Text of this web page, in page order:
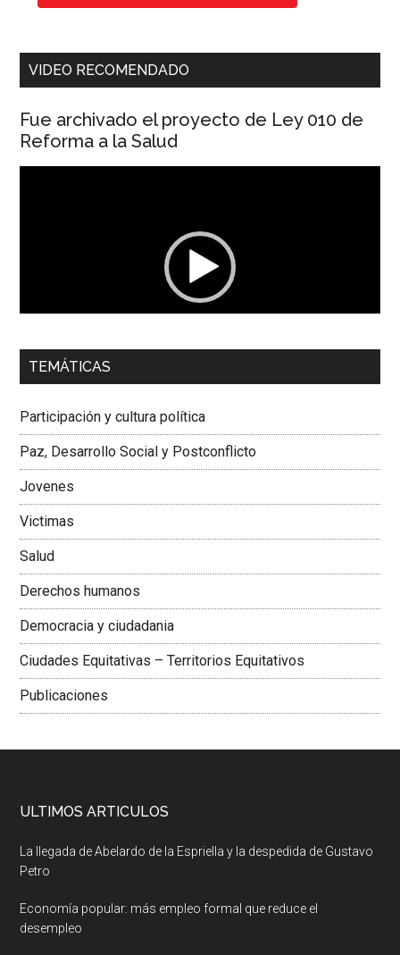
VIDEO RECOMENDADO
Fue archivado el proyecto de Ley 010 de
Reforma a la Salud
00:00 01:04
Dra. Carolina Corcho Mejía,Presidenta Corporación
Colombiana
TEMÁTICAS
Participación y cultura política
Paz, Desarrollo Social y Postconflicto
Jovenes
Victimas
Salud
Derechos humanos
Democracia y ciudadania
Ciudades Equitativas – Territorios Equitativos
Publicaciones
ULTIMOS ARTICULOS
La llegada de Abelardo de la Espriella y la despedida de Gustavo
Petro
Economía popular: más empleo formal que reduce el
desempleo